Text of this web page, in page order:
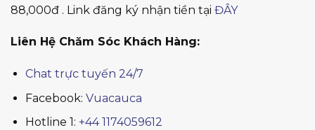
88,000đ . Link đăng ký nhận tiền tại ĐÂY
Liên Hệ Chăm Sóc Khách Hàng:
Chat trực tuyến 24/7
Facebook: Vuacauca
Hotline 1: +44 1174059612